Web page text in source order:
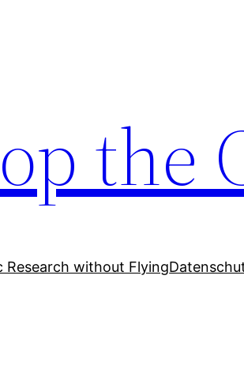
the
Research without Flying